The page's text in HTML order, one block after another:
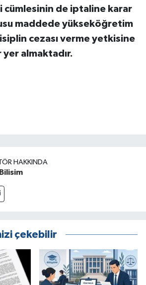
cümlesinin de iptaline karar
maddede yükseköğretim
cezası verme yetkisine
almaktadır.
HAKKINDA
çekebilir